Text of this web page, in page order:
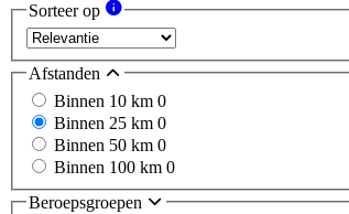
Sorteer op
Afstanden
Binnen 10 km 0
Binnen 25 km 0
Binnen 50 km 0
Binnen 100 km 0
Beroepsgroepen